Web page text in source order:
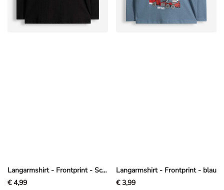
Langarmshirt - Frontprint - Schwarz
€ 4,99
Langarmshirt - Frontprint - blau
€ 3,99